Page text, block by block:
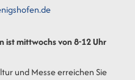
ist mittwochs von 8-12 Uhr
und Messe erreichen Sie